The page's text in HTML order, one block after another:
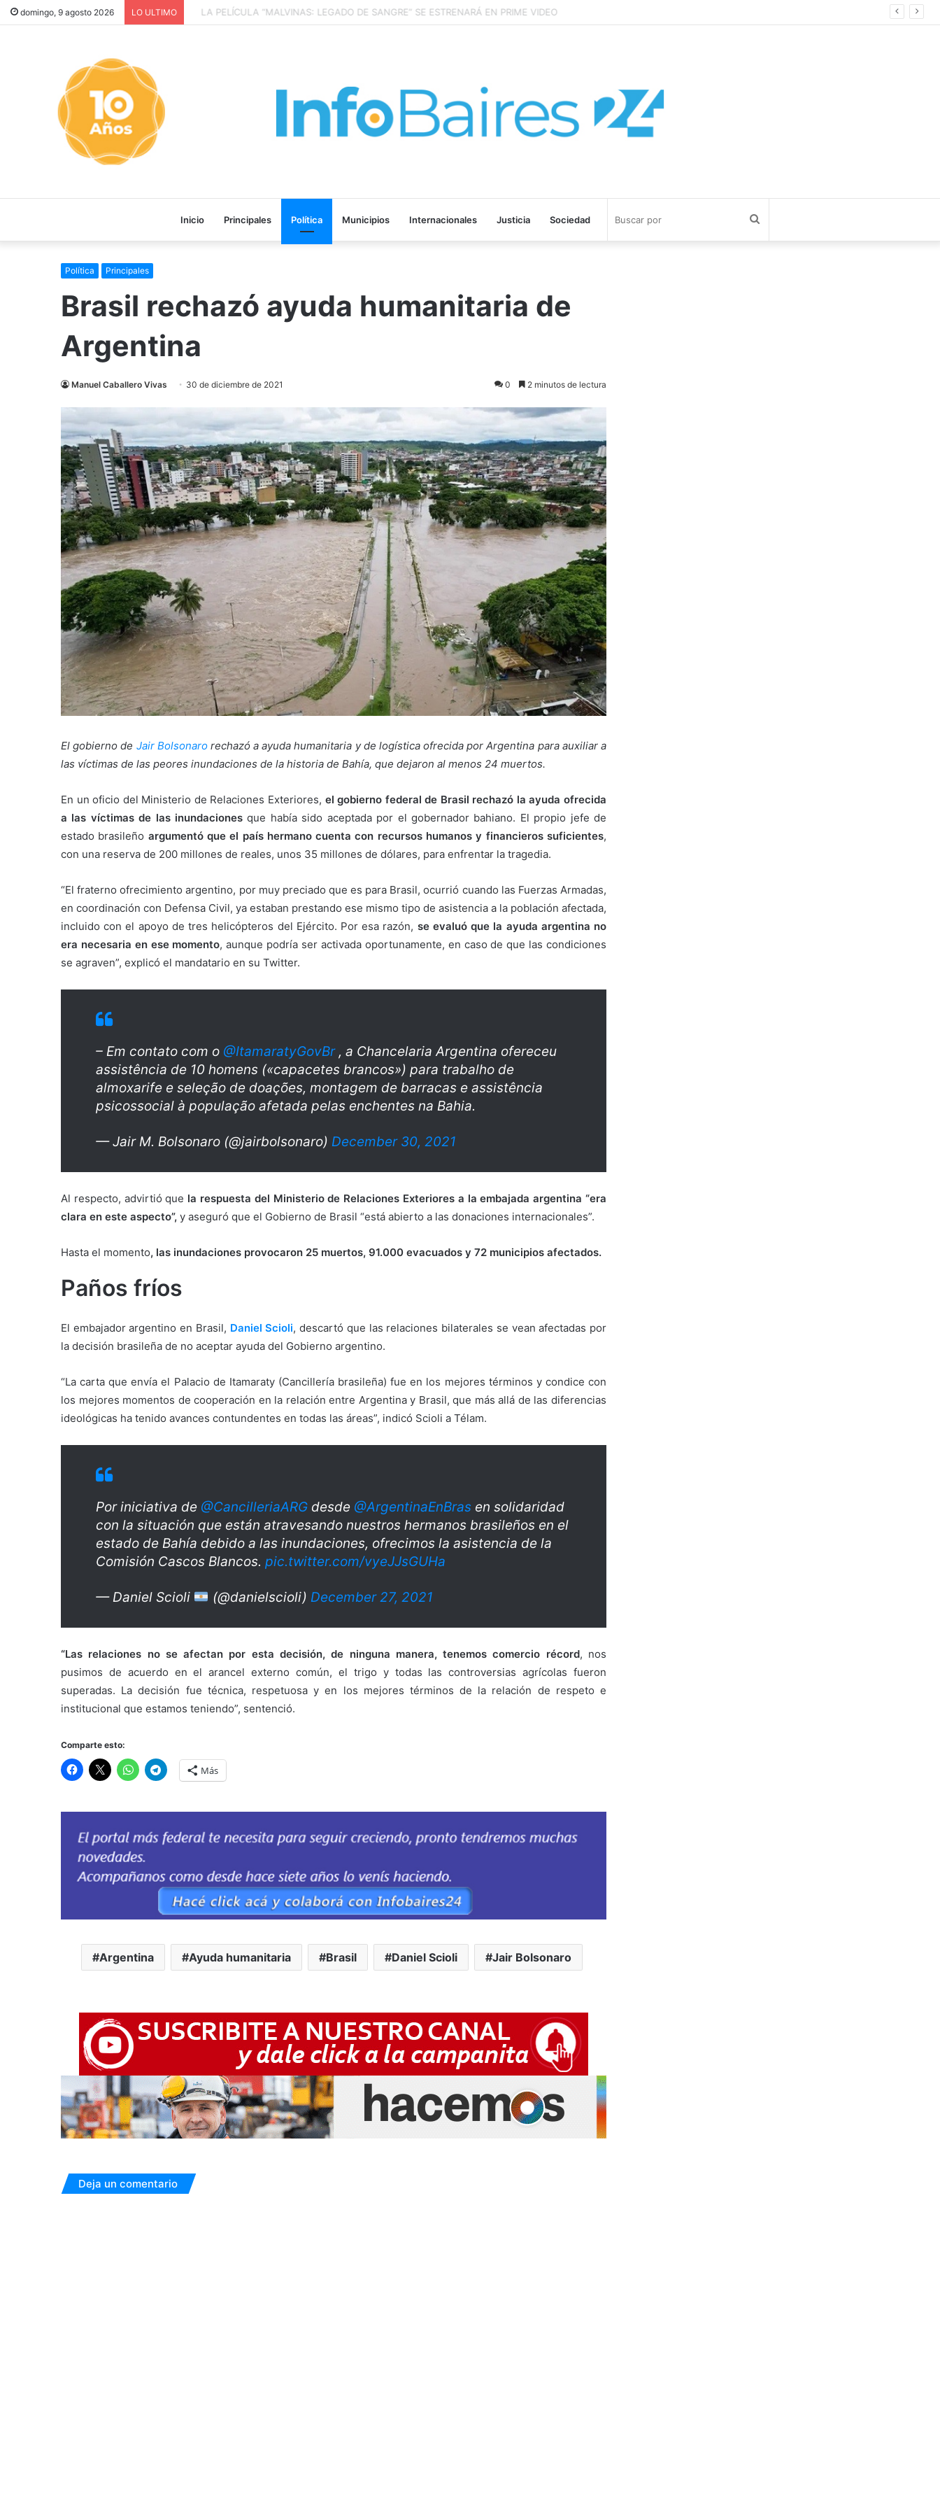
domingo, 9 agosto 2026 LO ULTIMO LA PELÍCULA “MALVINAS: LEGADO DE SANGRE” SE ESTRENARÁ EN PRIME VIDEO
Inicio Principales Política Municipios Internacionales Justicia Sociedad
Política Principales
Brasil rechazó ayuda humanitaria de
Argentina
Manuel Caballero Vivas 30 de diciembre de 2021 0 2 minutos de lectura
El gobierno de Jair Bolsonarorechazó a ayuda humanitaria y de logística ofrecida por Argentina para auxiliar a
las víctimas de las peores inundaciones de la historia de Bahía, que dejaron al menos 24 muertos.
En un oficio del Ministerio de Relaciones Exteriores, el gobierno federal de Brasil rechazó la ayuda ofrecida
a las víctimas de las inundaciones que había sido aceptada por el gobernador bahiano. El propio jefe de
estado brasileño argumentó que el país hermano cuenta con recursos humanos y financieros suficientes,
con una reserva de 200 millones de reales, unos 35 millones de dólares, para enfrentar la tragedia.
“El fraterno ofrecimiento argentino, por muy preciado que es para Brasil, ocurrió cuando las Fuerzas Armadas,
en coordinación con Defensa Civil, ya estaban prestando ese mismo tipo de asistencia a la población afectada,
incluido con el apoyo de tres helicópteros del Ejército. Por esa razón, se evaluó que la ayuda argentina no
era necesaria en ese momento, aunque podría ser activada oportunamente, en caso de que las condiciones
se agraven”, explicó el mandatario en su Twitter.
– Em contato com o @ItamaratyGovBr, a Chancelaria Argentina ofereceu
assistência de 10 homens («capacetes brancos») para trabalho de
almoxarife e seleção de doações, montagem de barracas e assistência
psicossocial à população afetada pelas enchentes na Bahia.
— Jair M. Bolsonaro (@jairbolsonaro) December 30, 2021
Al respecto, advirtió que la respuesta del Ministerio de Relaciones Exteriores a la embajada argentina “era
clara en este aspecto”, y aseguró que el Gobierno de Brasil “está abierto a las donaciones internacionales”.
Hasta el momento, las inundaciones provocaron 25 muertos, 91.000 evacuados y 72 municipios afectados.
Paños fríos
El embajador argentino en Brasil, Daniel Scioli, descartó que las relaciones bilaterales se vean afectadas por
la decisión brasileña de no aceptar ayuda del Gobierno argentino.
“La carta que envía el Palacio de Itamaraty (Cancillería brasileña) fue en los mejores términos y condice con
los mejores momentos de cooperación en la relación entre Argentina y Brasil, que más allá de las diferencias
ideológicas ha tenido avances contundentes en todas las áreas”, indicó Scioli a Télam.
Por iniciativa de @CancilleriaARG desde @ArgentinaEnBras en solidaridad
con la situación que están atravesando nuestros hermanos brasileños en el
estado de Bahía debido a las inundaciones, ofrecimos la asistencia de la
Comisión Cascos Blancos. pic.twitter.com/vyeJJsGUHa
— Daniel Scioli (@danielscioli) December 27, 2021
“Las relaciones no se afectan por esta decisión, de ninguna manera, tenemos comercio récord, nos
pusimos de acuerdo en el arancel externo común, el trigo y todas las controversias agrícolas fueron
superadas. La decisión fue técnica, respetuosa y en los mejores términos de la relación de respeto e
institucional que estamos teniendo”, sentenció.
Comparte esto:
Más
Argentina Ayuda humanitaria Brasil Daniel Scioli Jair Bolsonaro
Deja un comentario